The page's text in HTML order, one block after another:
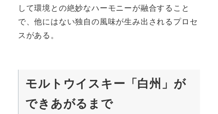
して環境との絶妙なハーモニーが融合すること
で、他にはない独自の風味が生み出されるプロセ
スがある。
モルトウイスキー「白州」が
できあがるまで